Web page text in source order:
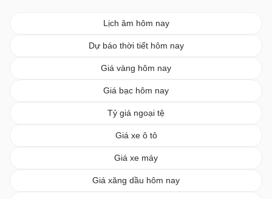
Lịch âm hôm nay
Dự báo thời tiết hôm nay
Giá vàng hôm nay
Giá bạc hôm nay
Tỷ giá ngoại tệ
Giá xe ô tô
Giá xe máy
Giá xăng dầu hôm nay